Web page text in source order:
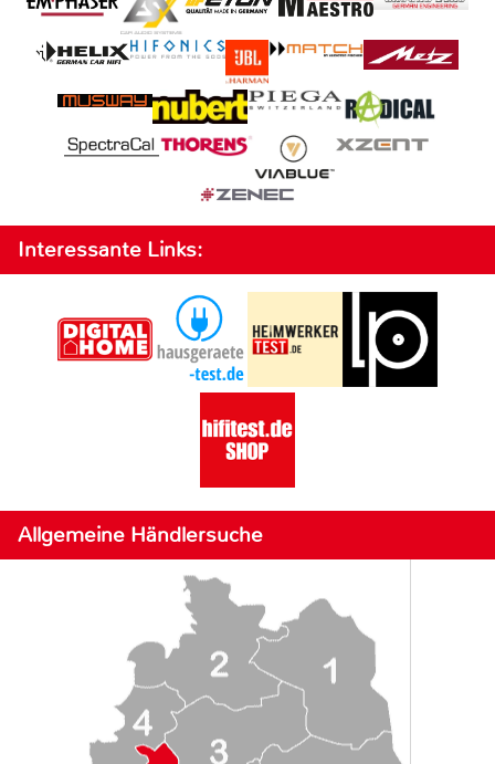
Interessante Links:
Allgemeine Händlersuche